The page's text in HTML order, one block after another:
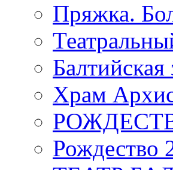
Пряжка.
Балтийская
Храм
Рождество